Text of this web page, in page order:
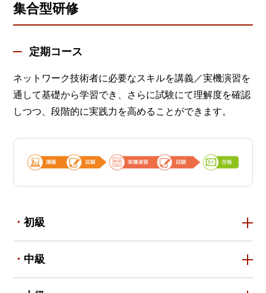
集合型研修
定期コース
ネットワーク技術者に必要なスキルを講義／実機演習を
通して基礎から学習でき、さらに試験にて理解度を確認
しつつ、段階的に実践力を高めることができます。
初級
中級